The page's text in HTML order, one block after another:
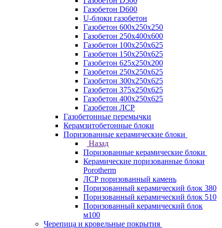
Газобетон D600
U-блоки газобетон
Газобетон 600x250x250
Газобетон 250x400x600
Газобетон 100х250х625
Газобетон 150х250х625
Газобетон 625х250х200
Газобетон 250х250х625
Газобетон 300х250х625
Газобетон 375х250х625
Газобетон 400х250х625
Газобетон ЛСР
Газобетонные перемычки
Керамзитобетонные блоки
Поризованные керамические блоки
Назад
Поризованные керамические блоки
Керамические поризованные блоки
Porotherm
ЛСР поризованный камень
Поризованный керамический блок 380
Поризованный керамический блок 510
Поризованный керамический блок
м100
Черепица и кровельные покрытия